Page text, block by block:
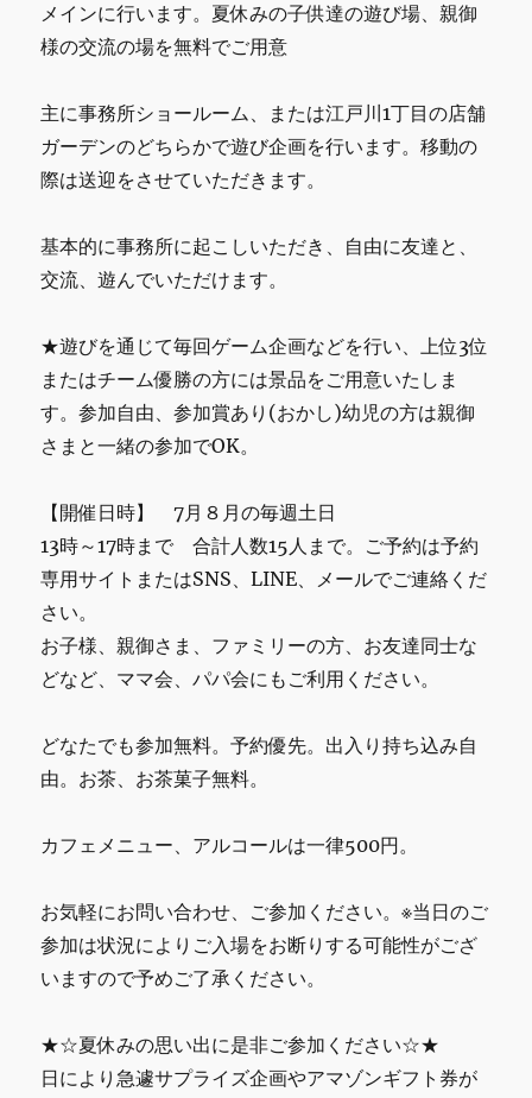
メインに行います。夏休みの子供達の遊び場、親御
様の交流の場を無料でご用意
主に事務所ショールーム、または江戸川1丁目の店舗
ガーデンのどちらかで遊び企画を行います。移動の
際は送迎をさせていただきます。
基本的に事務所に起こしいただき、自由に友達と、
交流、遊んでいただけます。
★遊びを通じて毎回ゲーム企画などを行い、上位3位
またはチーム優勝の方には景品をご用意いたしま
す。参加自由、参加賞あり(おかし)幼児の方は親御
さまと一緒の参加でOK。
【開催日時】 7月８月の毎週土日
13時～17時まで 合計人数15人まで。ご予約は予約
専用サイトまたはSNS、LINE、メールでご連絡くだ
さい。
お子様、親御さま、ファミリーの方、お友達同士な
どなど、ママ会、パパ会にもご利用ください。
どなたでも参加無料。予約優先。出入り持ち込み自
由。お茶、お茶菓子無料。
カフェメニュー、アルコールは一律500円。
お気軽にお問い合わせ、ご参加ください。※当日のご
参加は状況によりご入場をお断りする可能性がござ
いますので予めご了承ください。
★☆夏休みの思い出に是非ご参加ください☆★
日により急遽サプライズ企画やアマゾンギフト券が